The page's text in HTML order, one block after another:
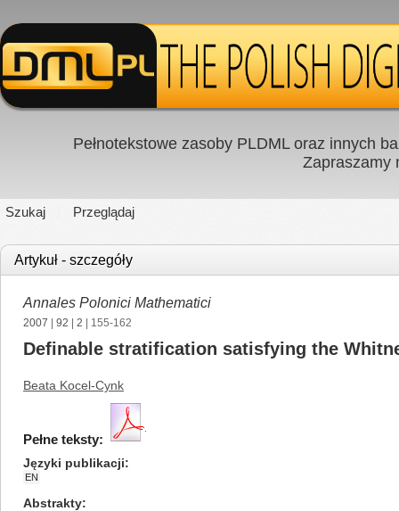
Pełnotekstowe zasoby PLDML oraz innych
Zapraszamy
Szukaj Przeglądaj
Artykuł - szczegóły
Annales Polonici Mathematici
2007 92 2 | 155-162
Definable stratification satisfying the
Beata Kocel-Cynk
Pełne teksty:
Języki publikacji
EN
Abstrakty